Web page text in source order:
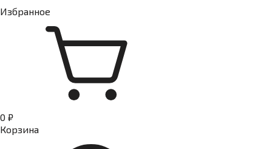
Избранное
0 ₽
Корзина